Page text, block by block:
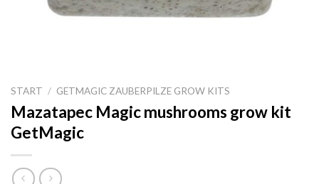
START / GETMAGIC ZAUBERPILZE GROW KITS
Mazatapec Magic mushrooms grow kit
GetMagic